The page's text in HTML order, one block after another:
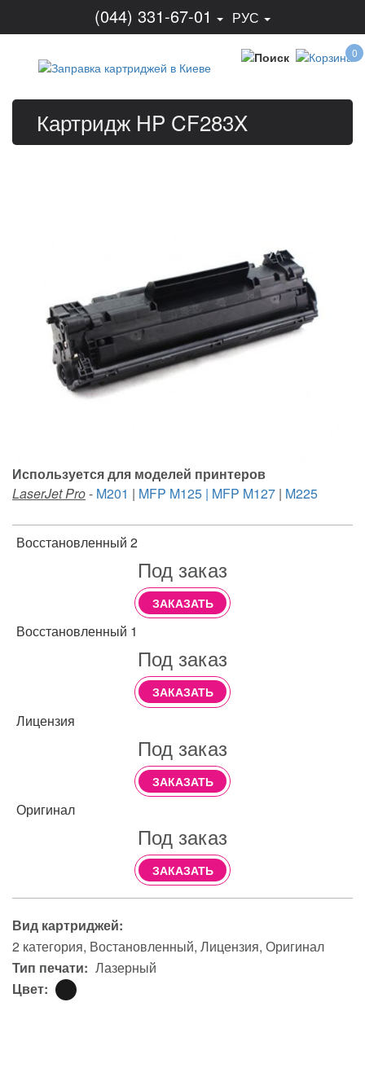
(044) 331-67-01 РУС
0
Картридж HP CF283X
Используется для моделей принтеров
LaserJet Pro- M201 | MFP M125 | MFP M127 | M225
Восстановленный 2
Под заказ
ЗАКАЗАТЬ
Восстановленный 1
Под заказ
ЗАКАЗАТЬ
Лицензия
Под заказ
ЗАКАЗАТЬ
Оригинал
Под заказ
ЗАКАЗАТЬ
Вид картриджей:
2 категория Востановленный Лицензия Оригинал
Тип печати: Лазерный
Цвет: